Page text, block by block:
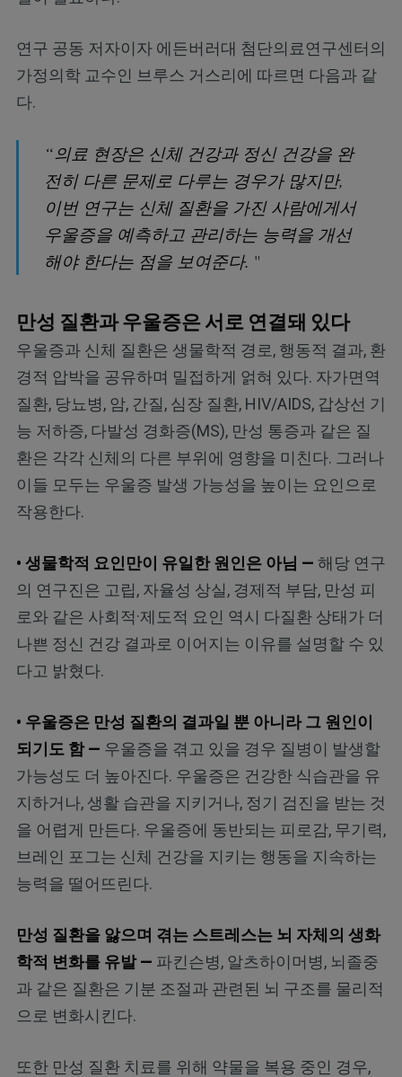
연구 공동 저자이자 에든버러대 첨단의료연구센터의
가정의학 교수인 브루스 거스리에 따르면 다음과 같
다.
“의료 현장은 신체 건강과 정신 건강을 완
전히 다른 문제로 다루는 경우가 많지만,
이번 연구는 신체 질환을 가진 사람에게서
우울증을 예측하고 관리하는 능력을 개선
해야 한다는 점을 보여준다. "
만성 질환과 우울증은 서로 연결돼 있다
우울증과 신체 질환은 생물학적 경로, 행동적 결과, 환
경적 압박을 공유하며 밀접하게 얽혀 있다. 자가면역
질환, 당뇨병, 암, 간질, 심장 질환, HIV/AIDS, 갑상선 기
능 저하증, 다발성 경화증(MS), 만성 통증과 같은 질
환은 각각 신체의 다른 부위에 영향을 미친다. 그러나
이들 모두는 우울증 발생 가능성을 높이는 요인으로
작용한다.
• 생물학적 요인만이 유일한 원인은 아님 — 해당 연구
의 연구진은 고립, 자율성 상실, 경제적 부담, 만성 피
로와 같은 사회적·제도적 요인 역시 다질환 상태가 더
나쁜 정신 건강 결과로 이어지는 이유를 설명할 수 있
다고 밝혔다.
• 우울증은 만성 질환의 결과일 뿐 아니라 그 원인이
되기도 함 — 우울증을 겪고 있을 경우 질병이 발생할
가능성도 더 높아진다. 우울증은 건강한 식습관을 유
지하거나, 생활 습관을 지키거나, 정기 검진을 받는 것
을 어렵게 만든다. 우울증에 동반되는 피로감, 무기력,
브레인 포그는 신체 건강을 지키는 행동을 지속하는
능력을 떨어뜨린다.
만성 질환을 앓으며 겪는 스트레스는 뇌 자체의 생화
학적 변화를 유발 — 파킨슨병, 알츠하이머병, 뇌졸중
과 같은 질환은 기분 조절과 관련된 뇌 구조를 물리적
으로 변화시킨다.
또한 만성 질환 치료를 위해 약물을 복용 중인 경우,